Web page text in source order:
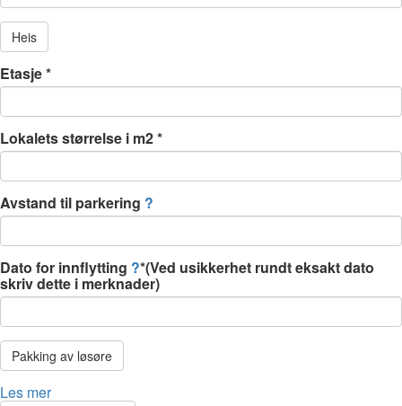
Heis
Etasje*
Lokalets størrelse i m2*
Avstand til parkering ?
Dato for innflytting ?*(Ved usikkerhet rundt eksakt dato
skriv dette i merknader)
Pakking av løsøre
Les mer